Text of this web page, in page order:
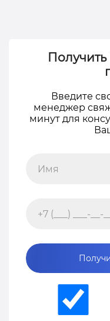
Введите
менеджер
минут для